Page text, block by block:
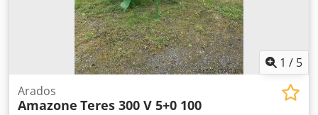
1 / 5
Arados
Amazone Teres 300 V 5+0 100